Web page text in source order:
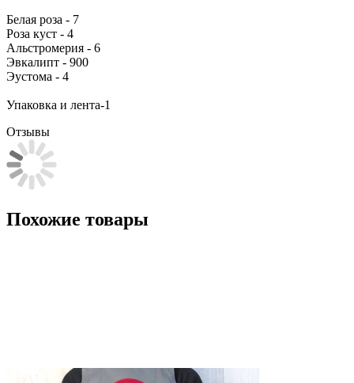
Белая роза - 7
Роза куст - 4
Альстромерия - 6
Эвкалипт - 900
Эустома - 4
Упаковка и лента-1
Отзывы
Похожие товары